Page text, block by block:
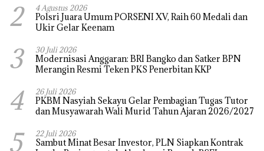
2 4 Agustus 2026
Polsri Juara Umum PORSENI XV, Raih 60 Medali dan
Ukir Gelar Keenam
3 30 Juli 2026
Modernisasi Anggaran: BRI Bangko dan Satker BPN
Merangin Resmi Teken PKS Penerbitan KKP
4 26 Juli 2026
PKBM Nasyiah Sekayu Gelar Pembagian Tugas Tutor
dan Musyawarah Wali Murid Tahun Ajaran 2026/2027
5 22 Juli 2026
Sambut Minat Besar Investor, PLN Siapkan Kontrak